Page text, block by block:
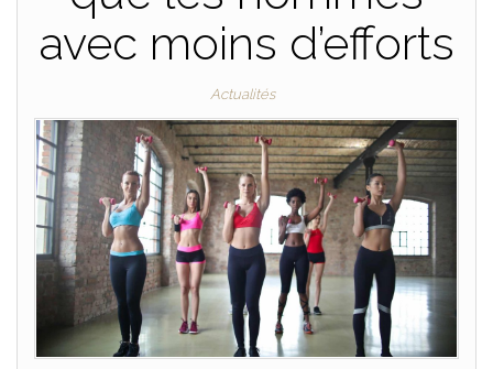
avec moins d’efforts
Actualités